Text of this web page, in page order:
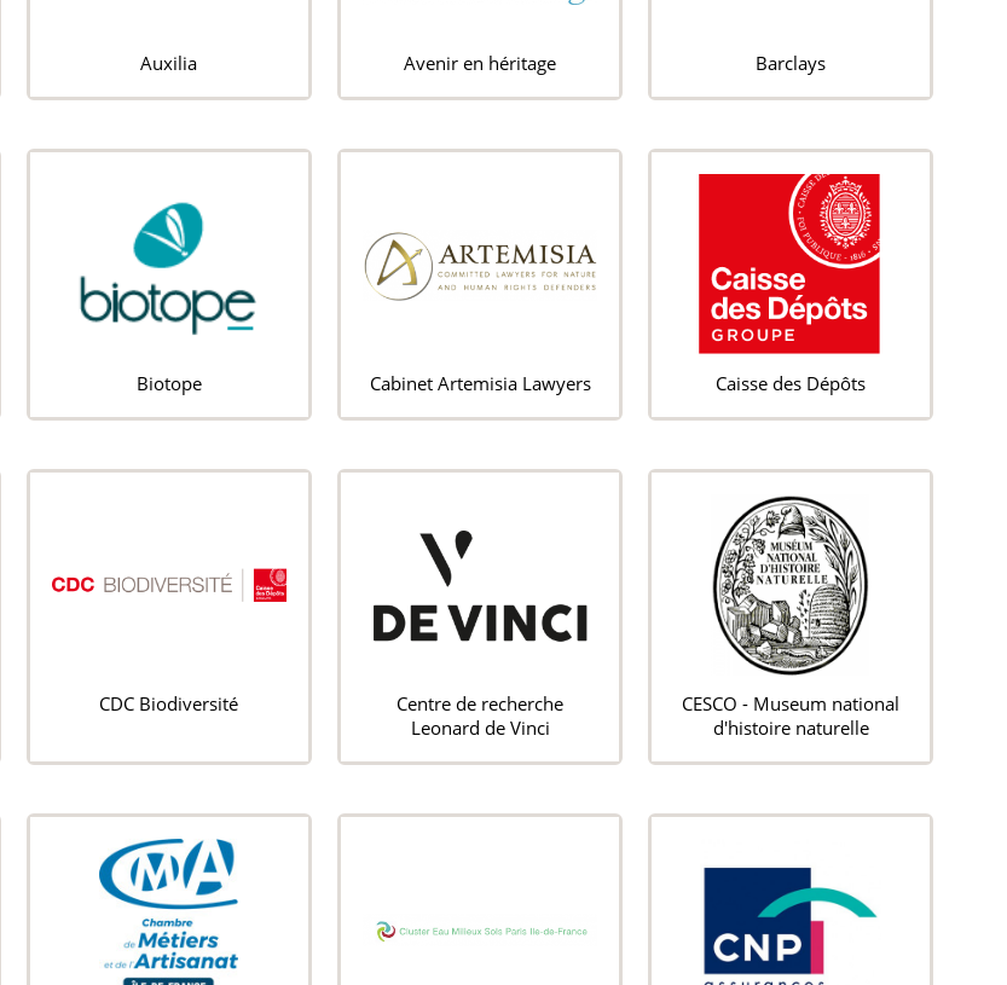
Auxilia Avenir en héritage Barclays
Biotope Cabinet Artemisia Lawyers Caisse des Dépôts
CDC Biodiversité
Centre de recherche
Leonard de Vinci
CESCO - Museum national
d'histoire naturelle